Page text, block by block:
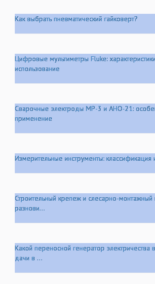
Как выбрать пневматический гайковерт?
Цифровые мультиметры Fluke:
использование
Сварочные электроды МР-3 и АНО-21:
применение
Измерительные инструменты:
Строительный крепеж и слесарно-монтажный
разнови...
Какой переносной генератор электричества
дачи в ...